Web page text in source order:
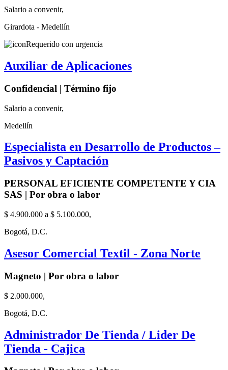
Salario a convenir,
Girardota - Medellín
Requerido con urgencia
Auxiliar de Aplicaciones
Confidencial | Término fijo
Salario a convenir,
Medellín
Especialista en Desarrollo de Productos –
Pasivos y Captación
PERSONAL EFICIENTE COMPETENTE Y CIA
SAS | Por obra o labor
$ 4.900.000 a $ 5.100.000,
Bogotá, D.C.
Asesor Comercial Textil - Zona Norte
Magneto | Por obra o labor
$ 2.000.000,
Bogotá, D.C.
Administrador De Tienda / Lider De
Tienda - Cajica